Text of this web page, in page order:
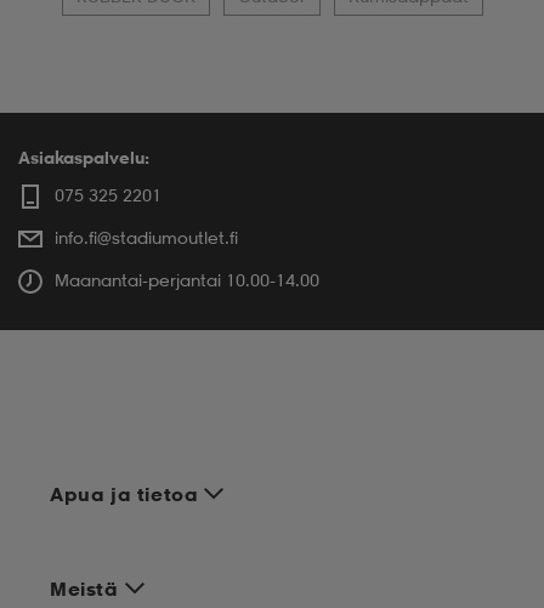
Asiakaspalvelu:
075 325 2201
info.fi@stadiumoutlet.fi
Maanantai-perjantai 10.00-14.00
Apua ja tietoa
Meistä